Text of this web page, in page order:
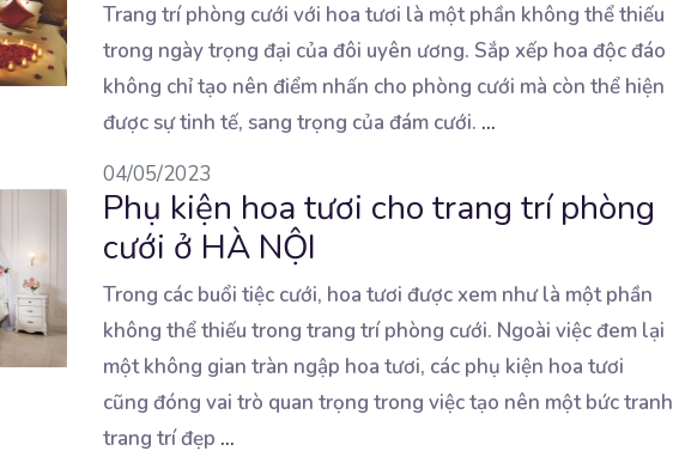
Trang trí phòng cưới với hoa tươi là một phần không thể thiếu
trong ngày trọng đại của đôi uyên ương. Sắp xếp hoa độc đáo
không chỉ tạo nên điểm nhấn cho phòng cưới mà còn thể hiện
được sự tinh tế, sang trọng của đám cưới. ...
04/05/2023
Phụ kiện hoa tươi cho trang trí phòng
cưới ở HÀ NỘI
Trong các buổi tiệc cưới, hoa tươi được xem như là một phần
không thể thiếu trong trang trí phòng cưới. Ngoài việc đem lại
một không gian tràn ngập hoa tươi, các phụ kiện hoa tươi
cũng đóng vai trò quan trọng trong việc tạo nên một bức tranh
trang trí đẹp ...